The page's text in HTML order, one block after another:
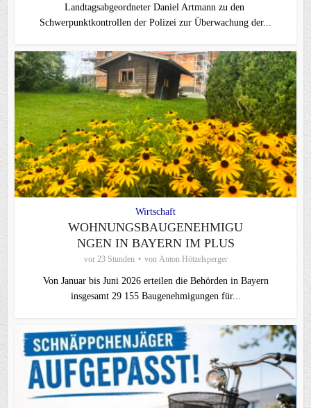
Landtagsabgeordneter Daniel Artmann zu den
Schwerpunktkontrollen der Polizei zur Überwachung der...
Wirtschaft
WOHNUNGSBAUGENEHMIGU
NGEN IN BAYERN IM PLUS
vor 23 Stunden von Anton Hötzelsperger
Von Januar bis Juni 2026 erteilen die Behörden in Bayern
insgesamt 29 155 Baugenehmigungen für...